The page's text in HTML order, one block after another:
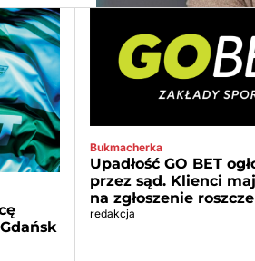
Bukmacherka
Upadłość GO BET
przez sąd. Klienci
na zgłoszenie
redakcja